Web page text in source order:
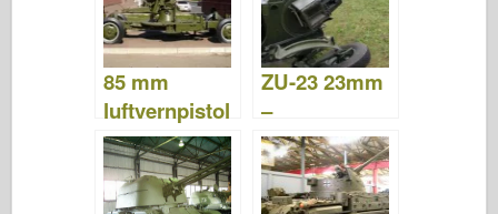
85 mm
luftvernpistol
M1939 (52 K)
–
WalkAround
ZU-23 23mm
–
WalkAround